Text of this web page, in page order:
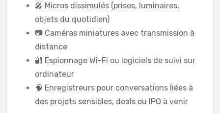
🎤 Micros dissimulés (prises, luminaires,
objets du quotidien)
📷 Caméras miniatures avec transmission à
distance
🔐 Espionnage Wi-Fi ou logiciels de suivi sur
ordinateur
🧠 Enregistreurs pour conversations liées à
des projets sensibles, deals ou IPO à venir